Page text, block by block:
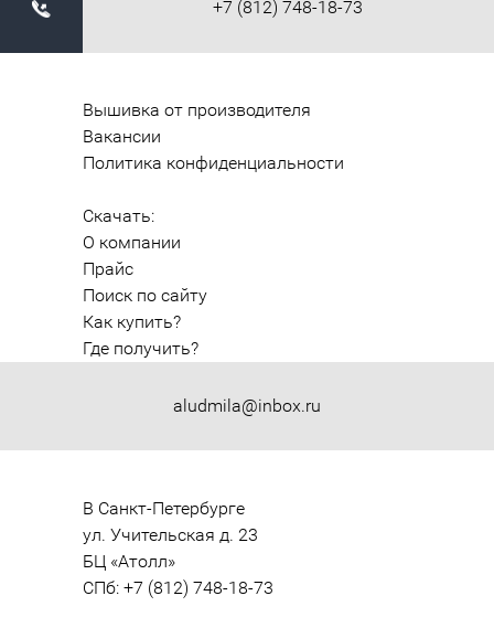
+7 (812) 748-18-73
aludmila@inbox.ru
Вышивка от производителя
Вакансии
Политика конфиденциальности
Скачать:
О компании
Прайс
Поиск по сайту
Как купить?
Где получить?
В Санкт-Петербурге
ул. Учительская д. 23
БЦ «Атолл»
СПб: +7 (812) 748-18-73